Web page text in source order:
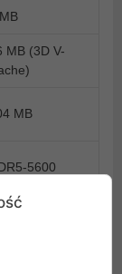
MB (3D V-
MB
5600
610M (2